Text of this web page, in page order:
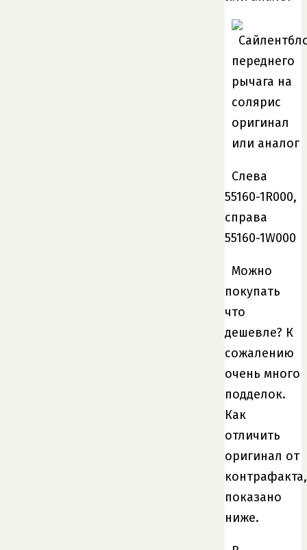
Слева
55160-1R000,
справа
55160-1W000
Можно
покупать
что
дешевле? К
сожалению
очень много
подделок.
Как
отличить
оригинал от
контрафакта,
показано
ниже.